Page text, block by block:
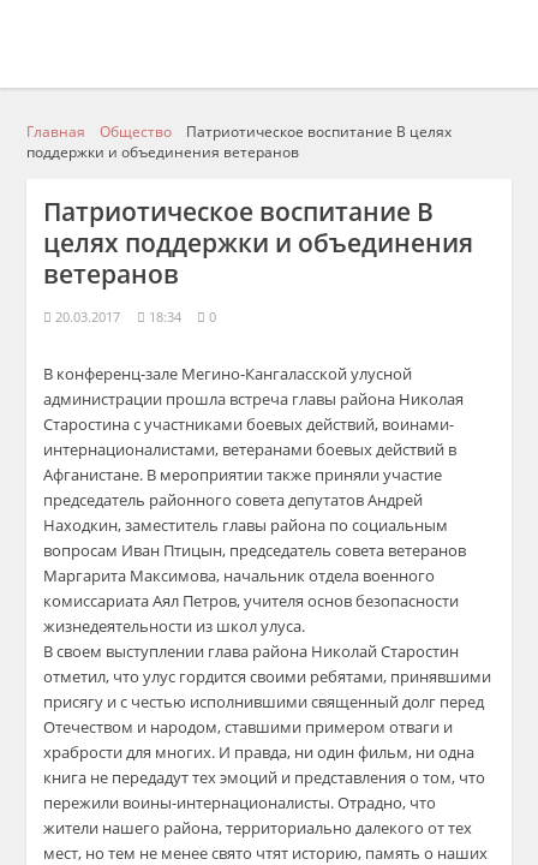
Главная Общество
Патриотическое воспитание В целях
поддержки и объединения ветеранов
Патриотическое воспитание В
целях поддержки и объединения
ветеранов
20.03.2017 18:34 0
В конференц-зале Мегино-Кангаласской улусной
администрации прошла встреча главы района Николая
Старостина с участниками боевых действий, воинами-
интернационалистами, ветеранами боевых действий в
Афганистане. В мероприятии также приняли участие
председатель районного совета депутатов Андрей
Находкин, заместитель главы района по социальным
вопросам Иван Птицын, председатель совета ветеранов
Маргарита Максимова, начальник отдела военного
комиссариата Аял Петров, учителя основ безопасности
жизнедеятельности из школ улуса.
В своем выступлении глава района Николай Старостин
отметил, что улус гордится своими ребятами, принявшими
присягу и с честью исполнившими священный долг перед
Отечеством и народом, ставшими примером отваги и
храбрости для многих. И правда, ни один фильм, ни одна
книга не передадут тех эмоций и представления о том, что
пережили воины-интернационалисты. Отрадно, что
жители нашего района, территориально далекого от тех
мест, но тем не менее свято чтят историю, память о наших